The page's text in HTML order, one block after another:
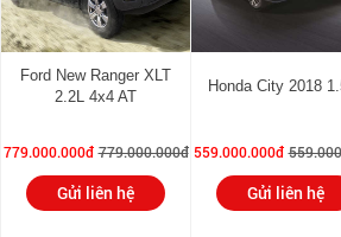
Mô men xoắn cực đại
(Nm/vòng/phút):
Hệ thống điện:
Bánh xe:
Ford New Ranger XLT
2.2L 4x4 AT
779.000.000đ 779.000.000đ
Gửi liên hệ
Honda City 2018
559.000.000đ
Gửi liên hệ